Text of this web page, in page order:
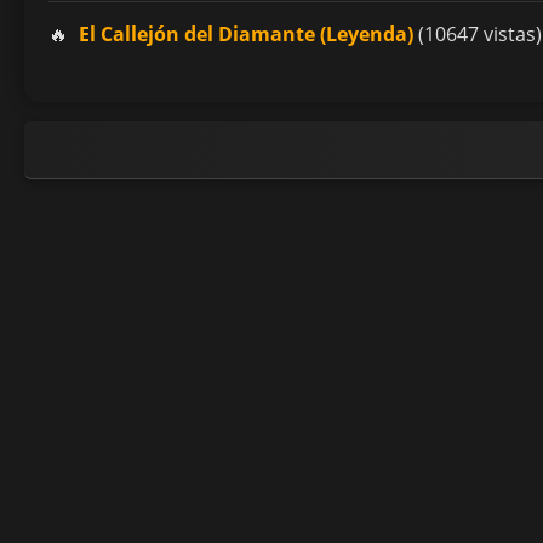
El Callejón del Diamante (Leyenda)(10647 vistas)